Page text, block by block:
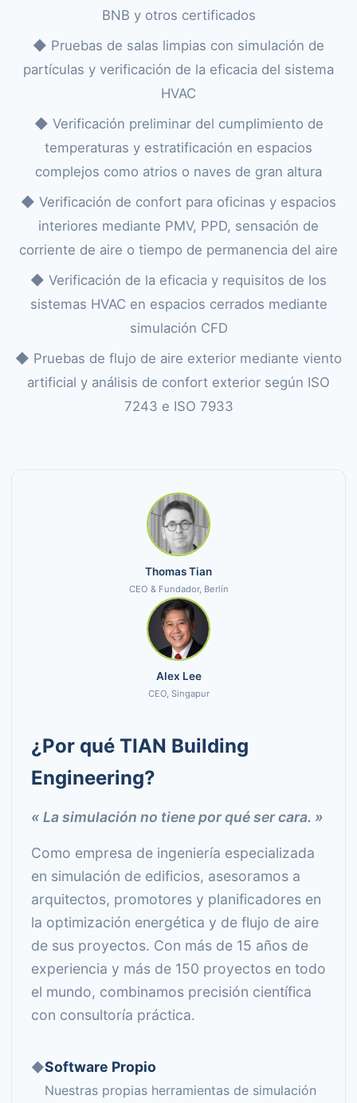
BNB y otros certificados
◆ Pruebas de salas limpias con simulación de
partículas y verificación de la eficacia del sistema
HVAC
◆ Verificación preliminar del cumplimiento de
temperaturas y estratificación en espacios
complejos como atrios o naves de gran altura
◆ Verificación de confort para oficinas y espacios
interiores mediante PMV, PPD, sensación de
corriente de aire o tiempo de permanencia del aire
◆ Verificación de la eficacia y requisitos de los
sistemas HVAC en espacios cerrados mediante
simulación CFD
◆ Pruebas de flujo de aire exterior mediante viento
artificial y análisis de confort exterior según ISO
7243 e ISO 7933
Thomas Tian
CEO & Fundador, Berlín
Alex Lee
CEO, Singapur
¿Por qué TIAN Building
Engineering?
« La simulación no tiene por qué ser cara. »
Como empresa de ingeniería especializada
en simulación de edificios, asesoramos a
arquitectos, promotores y planificadores en
la optimización energética y de flujo de aire
de sus proyectos. Con más de 15 años de
experiencia y más de 150 proyectos en todo
el mundo, combinamos precisión científica
con consultoría práctica.
◆Software Propio
Nuestras propias herramientas de simulación